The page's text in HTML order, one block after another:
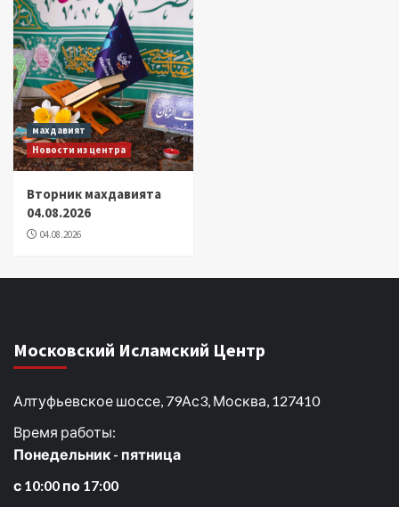
махдавият
Новости из центра
Вторник махдавията
04.08.2026
04.08.2026
Московский Исламский Центр
Алтуфьевское шоссе, 79Ас3, Москва, 127410
Время работы:
Понедельник - пятница
с 10:00 по 17:00